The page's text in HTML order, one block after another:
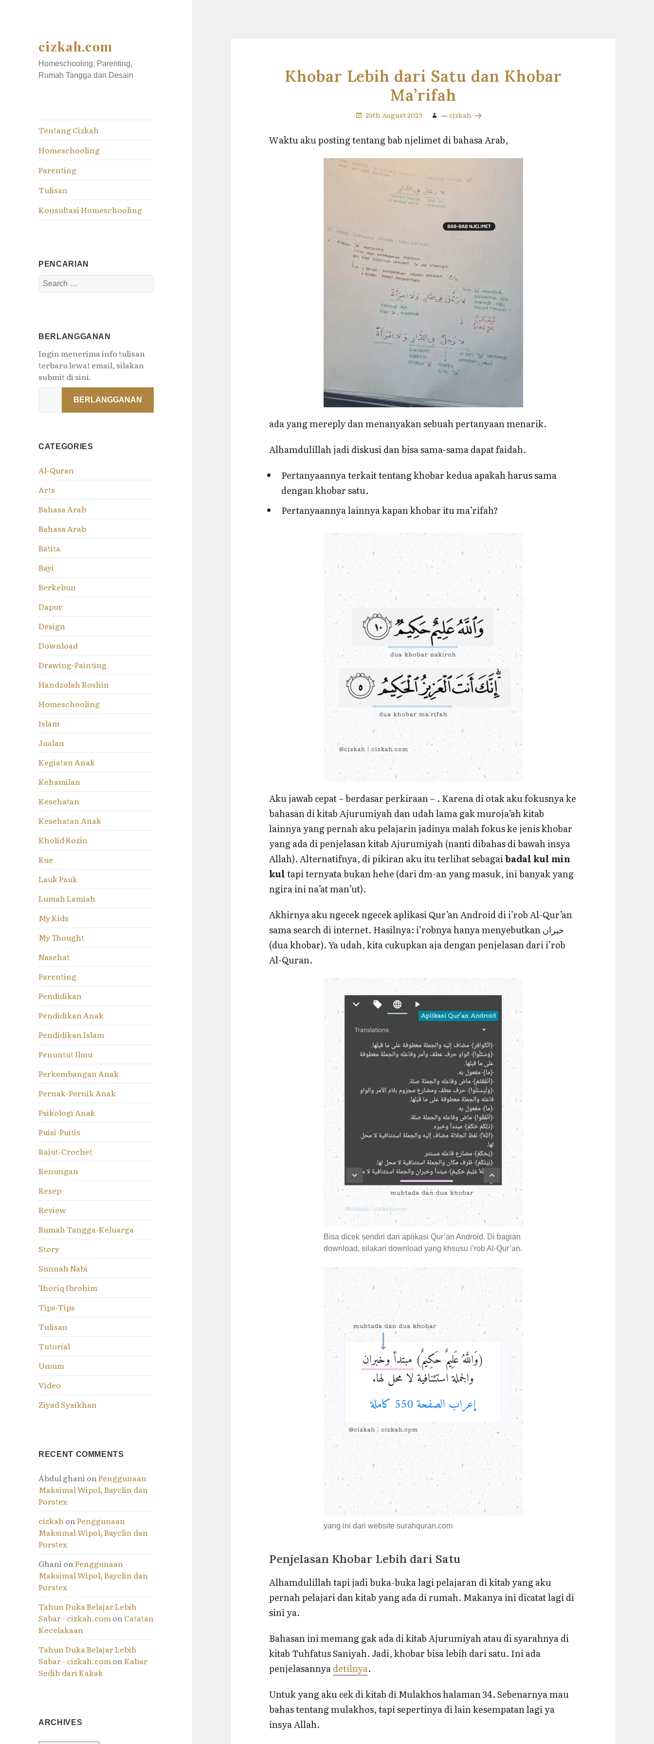
cizkah.com
Homeschooling, Parenting,
Rumah Tangga dan Desain
Tentang Cizkah
Homeschooling
Parenting
Tulisan
Konsultasi Homeschooling
PENCARIAN
Search
for:
BERLANGGANAN
Ingin menerima info tulisan
terbaru lewat email, silakan
submit di sini.
email…
BERLANGGANAN
CATEGORIES
Al-Quran
Arts
Bahasa Arab
Bahasa Arab
Batita
Bayi
Berkebun
Dapur
Design
Download
Drawing-Painting
Handzolah Roshin
Homeschooling
Islam
Jualan
Kegiatan Anak
Kehamilan
Kesehatan
Kesehatan Anak
Kholid Rozin
Kue
Lauk Pauk
Lumah Lamiah
My Kids
My Thought
Nasehat
Parenting
Pendidikan
Pendidikan Anak
Pendidikan Islam
Penuntut Ilmu
Perkembangan Anak
Pernak-Pernik Anak
Psikologi Anak
Puisi-Puitis
Rajut-Crochet
Renungan
Resep
Review
Rumah Tangga-Keluarga
Story
Sunnah Nabi
Thoriq Ibrohim
Tips-Tips
Tulisan
Tutorial
Umum
Video
Ziyad Syaikhan
RECENT COMMENTS
Abdul ghanionPenggunaan
Maksimal Wipol, Bayclin dan
Porstex
cizkahonPenggunaan
Maksimal Wipol, Bayclin dan
Porstex
GhanionPenggunaan
Maksimal Wipol, Bayclin dan
Porstex
Tahun Duka Belajar Lebih
Sabar - cizkah.comonCatatan
Kecelakaan
Tahun Duka Belajar Lebih
Sabar - cizkah.comonKabar
Sedih dari Kakak
ARCHIVES
Khobar Lebih dari Satu dan Khobar
Ma’rifah
29th August 2023 —cizkah
Waktu aku posting tentang bab njelimet di bahasa Arab,
ada yang mereply dan menanyakan sebuah pertanyaan menarik.
Alhamdulillah jadi diskusi dan bisa sama-sama dapat faidah.
Pertanyaannya terkait tentang khobar kedua apakah harus sama
dengan khobar satu.
Pertanyaannya lainnya kapan khobar itu ma’rifah?
Aku jawab cepat – berdasar perkiraan – . Karena di otak aku fokusnya ke
bahasan di kitab Ajurumiyah dan udah lama gak muroja’ah kitab
lainnya yang pernah aku pelajarin jadinya malah fokus ke jenis khobar
yang ada di penjelasan kitab Ajurumiyah (nanti dibahas di bawah insya
Allah). Alternatifnya, di pikiran aku itu terlihat sebagaibadal kul min
kultapi ternyata bukan hehe (dari dm-an yang masuk, ini banyak yang
ngira ini na’at man’ut).
Akhirnya aku ngecek ngecek aplikasi Qur’an Android di i’rob Al-Qur’an
sama search di internet. Hasilnya: i’robnya hanya menyebutkan خبران
(dua khobar). Ya udah, kita cukupkan aja dengan penjelasan dari i’rob
Al-Quran.
Bisa dicek sendiri dari aplikasi Qur’an Android. Di bagian
download, silakan download yang khsusu i’rob Al-Qur’an.
yang ini dari website surahquran.com
Penjelasan Khobar Lebih dari Satu
Alhamdulillah tapi jadi buka-buka lagi pelajaran di kitab yang aku
pernah pelajari dan kitab yang ada di rumah. Makanya ini dicatat lagi di
sini ya.
Bahasan ini memang gak ada di kitab Ajurumiyah atau di syarahnya di
kitab Tuhfatus Saniyah. Jadi, khobar bisa lebih dari satu. Ini ada
penjelasannyadetilnya.
Untuk yang aku cek di kitab di Mulakhos halaman 34. Sebenarnya mau
bahas tentang mulakhos, tapi sepertinya di lain kesempatan lagi ya
insya Allah.